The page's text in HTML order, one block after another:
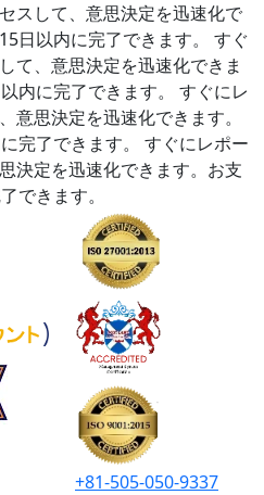
スして、意思決定を迅速化で
日以内に完了できます。
すぐ
て、意思決定を迅速化できま
内に完了できます。
すぐにレ
意思決定を迅速化できます。
完了できます。
すぐにレポー
決定を迅速化できます。お支
できます。
+81-505-050-9337